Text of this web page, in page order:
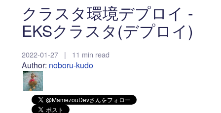
クラスタ環境デプロイ -
EKSクラスタ(デプロイ)
2022-01-27 | 11 min read
Author: noboru-kudo